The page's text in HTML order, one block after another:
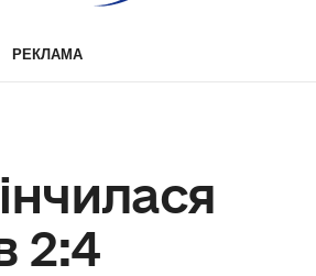
РЕКЛАМА
2:4